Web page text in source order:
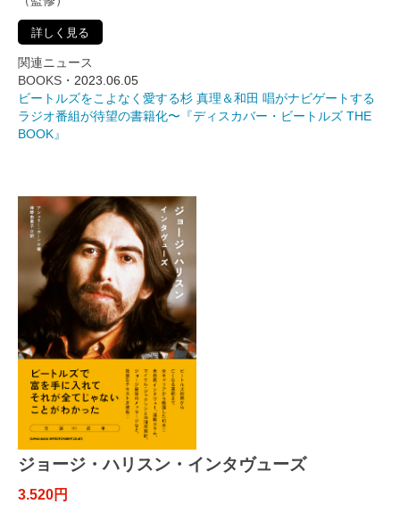
詳しく見る
関連ニュース
BOOKS・ 2023.06.05
ビートルズをこよなく愛する杉 真理＆和田 唱がナビゲートする
ラジオ番組が待望の書籍化〜『ディスカバー・ビートルズ THE
BOOK』
ジョージ・ハリスン・インタヴューズ
3.520円